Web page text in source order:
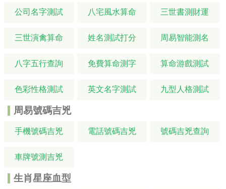
公司名字測試 八宅風水算命 三世書測財運
三世演禽算命 姓名測試打分 周易智能測名
八字五行查詢 免費算命測字 算命游戲測試
色彩性格測試 英文名字測試 九型人格測試
周易號碼吉兇
手機號碼吉兇 電話號碼吉兇 號碼吉兇查詢
車牌號測吉兇
生肖星座血型